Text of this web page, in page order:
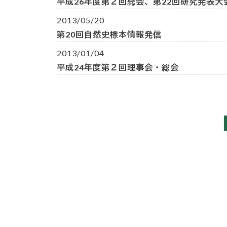
2013/05/20
第20回自然史標本情報発信
2013/01/04
平成24年度第２回理事会・総会